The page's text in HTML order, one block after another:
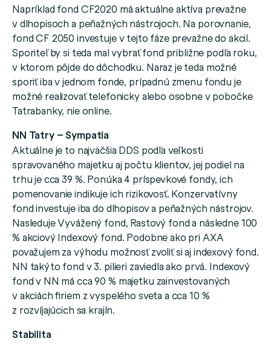
Napríklad fond CF2020 má aktuálne aktíva prevažne
v dlhopisoch a peňažných nástrojoch. Na porovnanie,
fond CF 2050 investuje v tejto fáze prevažne do akcií.
Sporiteľ by si teda mal vybrať fond približne podľa roku,
v ktorom pôjde do dôchodku. Naraz je teda možné
sporiť iba v jednom fonde, prípadnú zmenu fondu je
možné realizovať telefonicky alebo osobne v pobočke
Tatrabanky, nie online.
NN Tatry – Sympatia
Aktuálne je to najväčšia DDS podľa veľkosti
spravovaného majetku aj počtu klientov, jej podiel na
trhu je cca 39 %. Ponúka 4 príspevkové fondy, ich
pomenovanie indikuje ich rizikovosť. Konzervatívny
fond investuje iba do dlhopisov a peňažných nástrojov.
Nasleduje Vyvážený fond, Rastový fond a následne 100
% akciový Indexový fond. Podobne ako pri AXA
považujem za výhodu možnosť zvoliť si aj indexový fond.
NN takýto fond v 3. pilieri zaviedla ako prvá. Indexový
fond v NN má cca 90 % majetku zainvestovaných
v akciách firiem z vyspelého sveta a cca 10 %
z rozvíjajúcich sa krajín.
Stabilita